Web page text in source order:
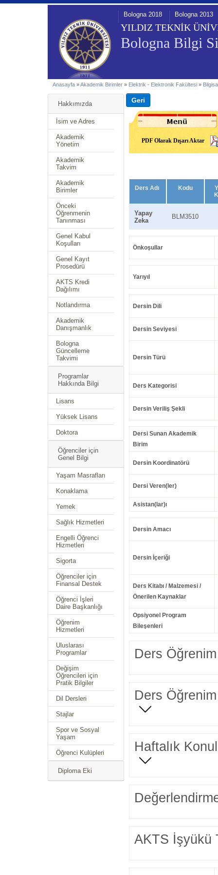
YILDIZ TEKNİK
Bologna Bilgi
Bologna 2018 Bologna 2013
Anasayfa »Akademik Birimler » Elektrik - Elektronik Fakültesi »
Hakkımızda
İsim ve Adres
Akademik
Yönetim
Akademik
Takvim
Akademik
Birimler
Önceki
Öğrenmenin
Tanınması
Genel Kabul
Koşulları
Genel Kayıt
Prosedürü
AKTS Kredi
Dağılımı
Notlandırma
Akademik
Danışmanlık
Bologna
Güncelleme
Takvimi
Programlar
Hakkında Bilgi
Lisans
Yüksek Lisans
Doktora
Öğrenciler için
Genel Bilgi
Yaşam Masrafları
Konaklama
Yemek
Sağlık Hizmetleri
Engelli Öğrenci
Hizmetleri
Sigorta
Öğrenciler için
Finansal Destek
Öğrenci İşleri
Daire Başkanlığı
Öğrenim
Hizmetleri
Uluslarası
Programlar
Değişim
Öğrencileri için
Pratik Bilgiler
Dil Dersleri
Stajlar
Spor ve Sosyal
Yaşam
Öğrenci Kulüpleri
Diploma Eki
PDF Olarak Dışarı Aktar
Ders Adı Kodu
Yapay
Zeka
BLM3510
Önkoşullar
Yarıyıl
Dersin Dili
Dersin Seviyesi
Dersin Türü
Ders Kategorisi
Dersin Veriliş Şekli
Dersi Sunan Akademik
Birim
Dersin Koordinatörü
Dersi Veren(ler)
Asistan(lar)ı
Dersin Amacı
Dersin İçeriği
Ders Kitabı / Malzemesi /
Önerilen Kaynaklar
Opsiyonel Program
Bileşenleri
Ders Öğrenim
Ders Öğrenim
Haftalık
AKTS İşyükü